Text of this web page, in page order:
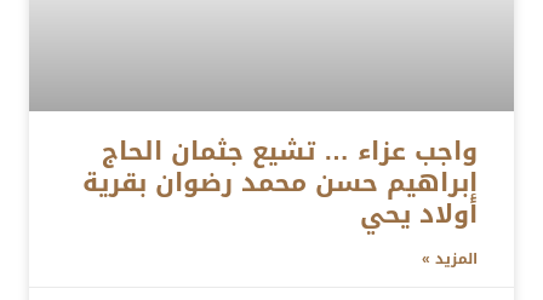
واجب عزاء … تشيع جثمان الحاج
إبراهيم حسن محمد رضوان بقرية
أولاد يحي
المزيد »